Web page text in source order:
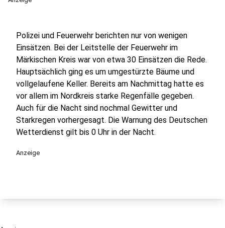
Polizei und Feuerwehr berichten nur von wenigen
Einsätzen. Bei der Leitstelle der Feuerwehr im
Märkischen Kreis war von etwa 30 Einsätzen die Rede.
Hauptsächlich ging es um umgestürzte Bäume und
vollgelaufene Keller. Bereits am Nachmittag hatte es
vor allem im Nordkreis starke Regenfälle gegeben.
Auch für die Nacht sind nochmal Gewitter und
Starkregen vorhergesagt. Die Warnung des Deutschen
Wetterdienst gilt bis 0 Uhr in der Nacht.
Anzeige